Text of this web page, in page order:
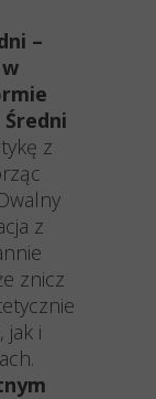
–
z
z
znicz
jak i